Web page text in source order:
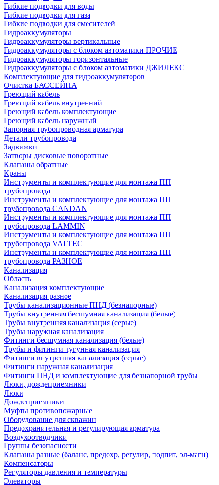
Гибкие подводки для воды
Гибкие подводки для газа
Гибкие подводки для смесителей
Гидроаккумуляторы
Гидроаккумуляторы вертикальные
Гидроаккумуляторы с блоком автоматики ПРОЧИЕ
Гидроаккумуляторы горизонтальные
Гидроаккумуляторы с блоком автоматики ДЖИЛЕКС
Комплектующие для гидроаккумуляторов
Очистка БАССЕЙНА
Греющий кабель
Греющий кабель внутренний
Греющий кабель комплектующие
Греющий кабель наружный
Запорная трубопроводная арматура
Детали трубопровода
Задвижки
Затворы дисковые поворотные
Клапаны обратные
Краны
Инструменты и комплектующие для монтажа ПП
трубопровода
Инструменты и комплектующие для монтажа ПП
трубопровода CANDAN
Инструменты и комплектующие для монтажа ПП
трубопровода LAMMIN
Инструменты и комплектующие для монтажа ПП
трубопровода VALTEC
Инструменты и комплектующие для монтажа ПП
трубопровода РАЗНОЕ
Канализация
Область
Канализация комплектующие
Канализация разное
Трубы канализационные ПНД (безнапорные)
Трубы внутренняя бесшумная канализация (белые)
Трубы внутренняя канализация (серые)
Трубы наружная канализация
Фитинги бесшумная канализация (белые)
Трубы и фитинги чугунная канализация
Фитинги внутренняя канализация (серые)
Фитинги наружная канализация
Фитинги ПНД и комплектующие для безнапорной трубы
Люки, дождеприемники
Люки
Дождеприемники
Муфты противопожарные
Оборудование для скважин
Предохранительная и регулирующая арматура
Воздухоотводчики
Группы безопасности
Клапаны разные (баланс, предохр, регулир, подпит, эл-магн)
Компенсаторы
Регуляторы давления и температуры
Элеваторы